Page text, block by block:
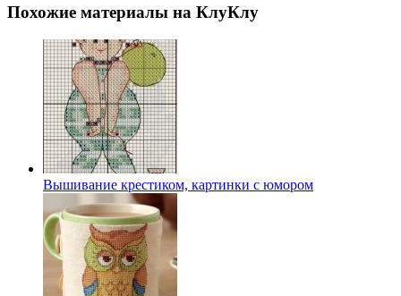
Похожие материалы на КлуКлу
Вышивание крестиком, картинки с юмором